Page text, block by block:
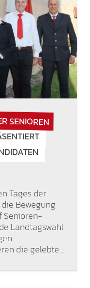
SENIOREN
Tages der
Bewegung
Senioren-
Landtagswahl
die gelebte…